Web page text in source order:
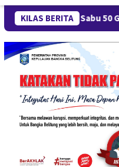
KILAS BERITA
50 Gram, IRT di